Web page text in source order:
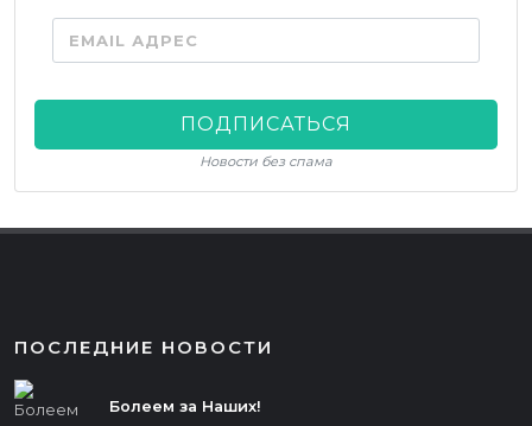
EMAIL АДРЕС
ПОДПИСАТЬСЯ
Новости без спама
ПОСЛЕДНИЕ НОВОСТИ
Болеем за Наших!